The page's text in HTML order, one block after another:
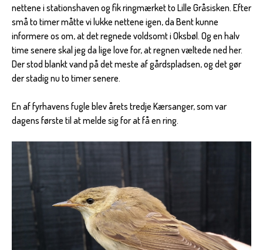
nettene i stationshaven og fik ringmærket to Lille Gråsisken. Efter
små to timer måtte vi lukke nettene igen, da Bent kunne
informere os om, at det regnede voldsomt i Oksbøl. Og en halv
time senere skal jeg da lige love for, at regnen væltede ned her.
Der stod blankt vand på det meste af gårdspladsen, og det gør
der stadig nu to timer senere.
En af fyrhavens fugle blev årets tredje Kærsanger, som var
dagens første til at melde sig for at få en ring.